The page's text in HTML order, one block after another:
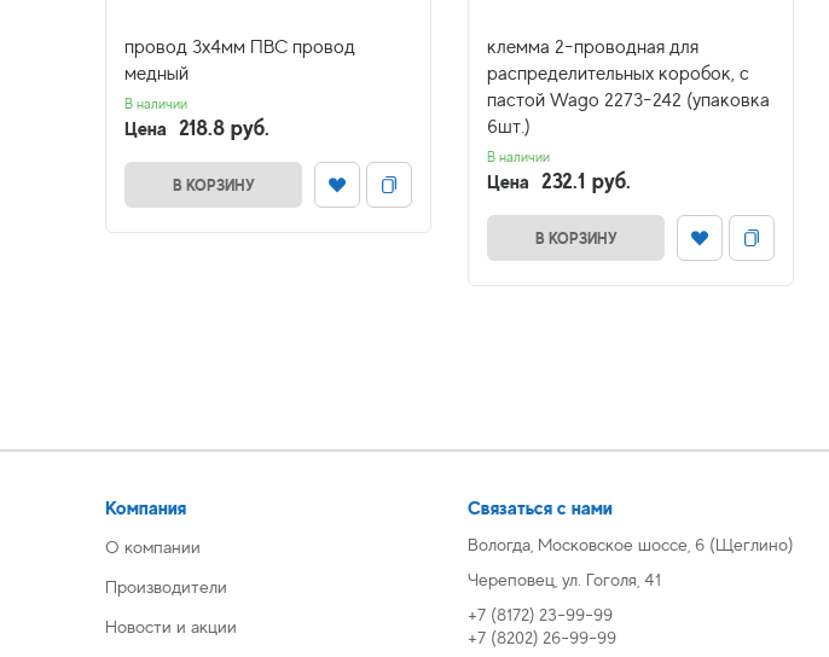
провод 3х4мм ПВС провод
медный
В наличии
Цена 218.8 руб.
В КОРЗИНУ
клемма 2-проводная для
распределительных коробок, с
пастой Wago 2273-242 (упаковка
6шт.)
В наличии
Цена 232.1 руб.
В КОРЗИНУ
Компания
О компании
Производители
Новости и акции
Связаться с нами
Вологда, Московское шоссе, 6 (Щеглино)
Череповец, ул. Гоголя, 41
+7 (8172) 23-99-99
+7 (8202) 26-99-99